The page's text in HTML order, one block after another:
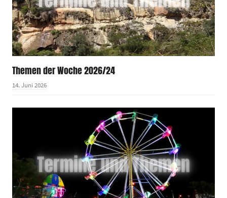
Themen der Woche 2026/24
14. Juni 2026